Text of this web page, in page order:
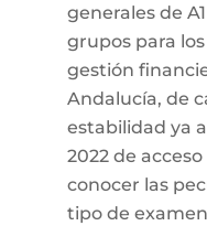
generales de
grupos para
gestión
Andalucía, de
estabilidad ya
2022 de
conocer las
tipo de